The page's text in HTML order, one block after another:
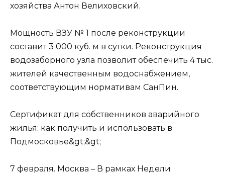
хозяйства Антон Велиховский.
Мощность ВЗУ № 1 после реконструкции
составит 3 000 куб. м в сутки. Реконструкция
водозаборного узла позволит обеспечить 4 тыс.
жителей качественным водоснабжением,
соответствующим нормативам СанПин.
Сертификат для собственников аварийного
жилья: как получить и использовать в
Подмосковье&gt;&gt;
7 февраля. Москва – В рамках Недели